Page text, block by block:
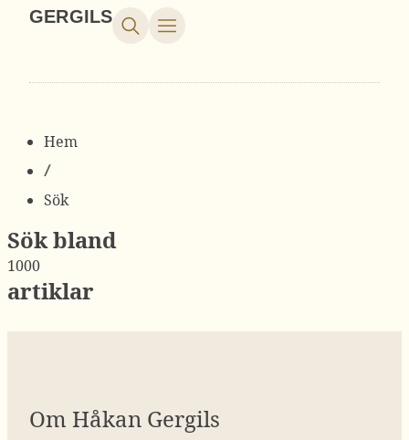
GERGILS
Hem
Sök
Sök bland
1000
artiklar
Om Håkan Gergils